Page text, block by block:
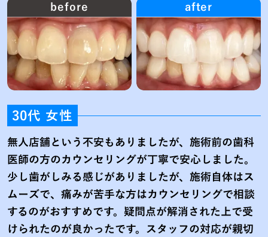
before after
30代 女性
無人店舗という不安もありましたが、施術前の歯科
医師の方のカウンセリングが丁寧で安心しました。
少し歯がしみる感じがありましたが、施術自体はス
ムーズで、痛みが苦手な方はカウンセリングで相談
するのがおすすめです。疑問点が解消された上で受
けられたのが良かったです。スタッフの対応が親切